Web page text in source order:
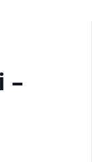
–